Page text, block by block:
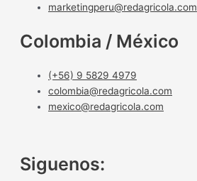
marketingperu@redagricola.com
Colombia / México
(+56) 9 5829 4979
colombia@redagricola.com
mexico@redagricola.com
Siguenos: